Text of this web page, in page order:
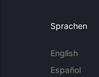
Sprachen
English
Español